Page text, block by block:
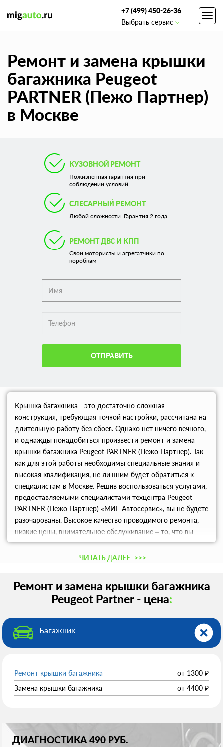
+7 (499) 450-26-36
Выбрать сервис
Ремонт и замена крышки
багажника Peugeot
PARTNER (Пежо Партнер)
в Москве
КУЗОВНОЙ РЕМОНТ
Пожизненная гарантия при
соблюдении условий
СЛЕСАРНЫЙ РЕМОНТ
Любой сложности. Гарантия 2 года
РЕМОНТ ДВС И КПП
Свои мотористы и агрегатчики по
коробкам
ОТПРАВИТЬ
Крышка багажника - это достаточно сложная
конструкция, требующая точной настройки, рассчитана на
длительную работу без сбоев. Однако нет ничего вечного,
и однажды понадобиться произвести ремонт и замена
крышки багажника Peugeot PARTNER (Пежо Партнер). Так
как для этой работы необходимы специальные знания и
высокая квалификация, не лишним будет обратиться к
специалистам в Москве. Решив воспользоваться услугами,
предоставляемыми специалистами техцентра Peugeot
PARTNER (Пежо Партнер) «МИГ Автосервис», вы не будете
разочарованы. Высокое качество проводимого ремонта,
низкие цены, внимательное обслуживание – то, что вы
гарантировано получите.
ЧИТАТЬ ДАЛЕЕ >>>
Ремонт и замена крышки багажника
Peugeot Partner - цена:
Багажник
Ремонт крышки багажника от 1300 ₽
Замена крышки багажника
от 4400 ₽
ДИАГНОСТИКА 490 РУБ.